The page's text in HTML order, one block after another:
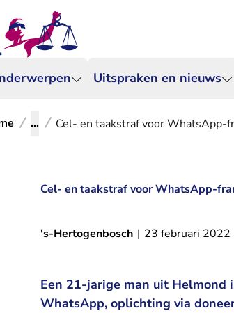
Uitspraken en nieuws
... Cel- en taakstraf voor WhatsApp-
Cel- en taakstraf voor WhatsApp-
's-Hertogenbosch | 23 februari 2022
Een 21-jarige man uit Helmond
WhatsApp, oplichting via